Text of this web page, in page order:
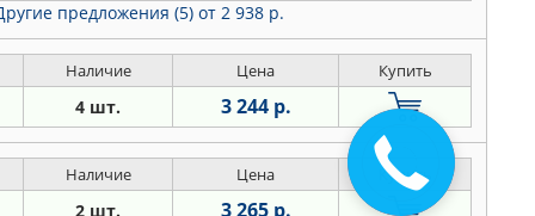
предложения (5) от 2 938 р.
Наличие Цена Купить
4 шт. 3 244 р.
Наличие Цена Купить
2 шт. 3 265 р.